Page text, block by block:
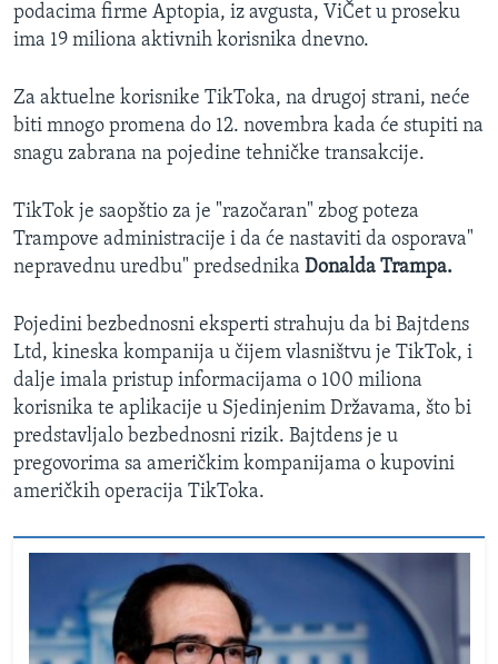
podacima firme Aptopia, iz avgusta, ViČet u proseku
ima 19 miliona aktivnih korisnika dnevno.
Za aktuelne korisnike TikToka, na drugoj strani, neće
biti mnogo promena do 12. novembra kada će stupiti na
snagu zabrana na pojedine tehničke transakcije.
TikTok je saopštio za je "razočaran" zbog poteza
Trampove administracije i da će nastaviti da osporava"
nepravednu uredbu" predsednika Donalda Trampa.
Pojedini bezbednosni eksperti strahuju da bi Bajtdens
Ltd, kineska kompanija u čijem vlasništvu je TikTok, i
dalje imala pristup informacijama o 100 miliona
korisnika te aplikacije u Sjedinjenim Državama, što bi
predstavljalo bezbednosni rizik. Bajtdens je u
pregovorima sa američkim kompanijama o kupovini
američkih operacija TikToka.